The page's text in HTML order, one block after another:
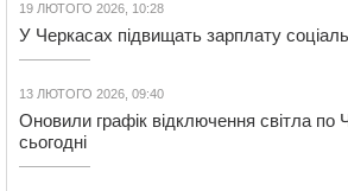
19 ЛЮТОГО 2026, 10:28
У Черкасах підвищать зарплату
13 ЛЮТОГО 2026, 09:40
Оновили графік відключення світла по
сьогодні